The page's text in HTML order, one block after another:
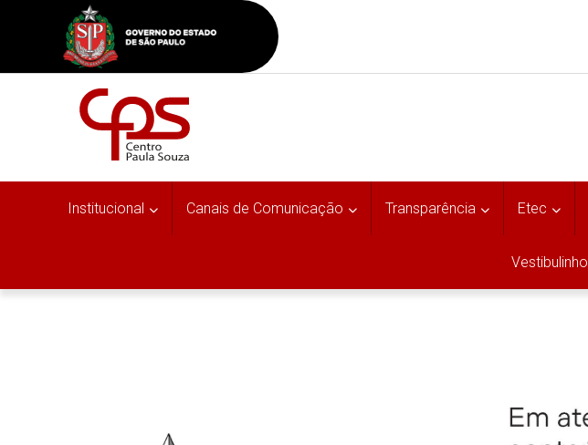
Institucional Canais de Comunicação Transparência Etec
Vestibulinho